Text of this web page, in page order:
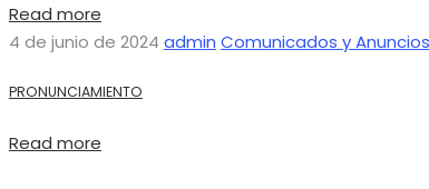
Read more
4 de junio de 2024 admin Comunicados y
PRONUNCIAMIENTO
Read more